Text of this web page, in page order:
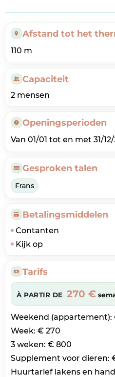
Afstand tot het
110 m
Capaciteit
2 mensen
Openingsperioden
Van 01/01 tot en met 31/
Gesproken talen
Frans
Betalingsmiddelen
Contanten
Kijk op
Tarifs
À PARTIR DE 270 €
Weekend (appartement):
Week: € 270
3 weken: € 800
Supplement voor dieren:
Huurtarief lakens en